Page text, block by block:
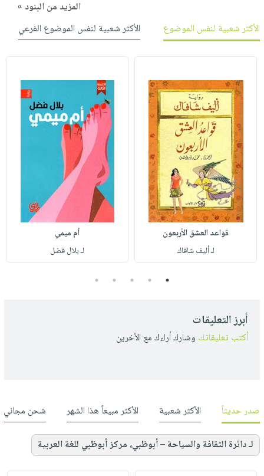
المزيد من البنود »
الأكثر شعبية لنفس الموضوع
الأكثر شعبية لنفس الموضوع الفرعي
قواعد العشق الأربعون
لـ أليف شافاك
أم ميمي
لـ بلال فضل
1
2
3
4
5
أبرز التعليقات
أكتب تعليقاتك وشارك أراءك مع الأخرين
صدر حديثاً الأكثر شعبية الأكثر مبيعاً هذا الشهر شحن مجاني
لـ دائرة الثقافة والسياحة – أبوظبي، مركز أبوظبي للغة العربية